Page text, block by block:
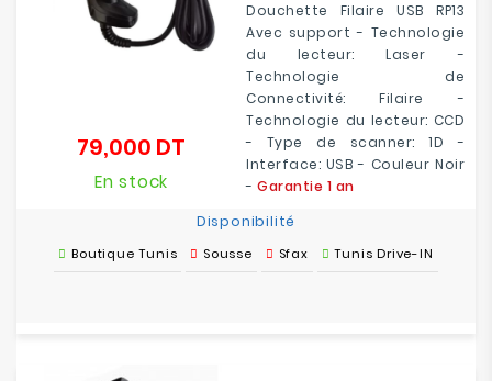
Douchette Filaire USB RP13
Avec support - Technologie
du lecteur: Laser -
Technologie de
Connectivité: Filaire -
Technologie du lecteur: CCD
- Type de scanner: 1D -
Interface: USB - Couleur Noir
- Garantie 1 an
79,000 DT
En stock
Disponibilité
Boutique Tunis Sousse Sfax Tunis Drive-IN